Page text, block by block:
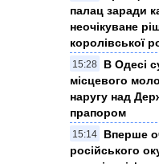
палац заради
неочікуване
королівської
15:28
В Одесі
місцевого
наругу над
прапором
15:14
Вперше
російського